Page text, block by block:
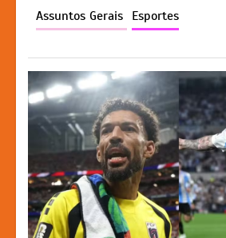
p o
k
n
er
n
Assuntos Gerais Esportes